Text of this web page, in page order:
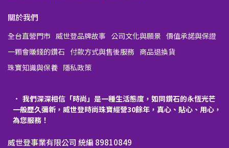
關於我們
全台直營門市 威世登品牌故事 公司文化與願景 價值承諾與保證
一顆會賺錢的鑽石 付款方式與售後服務 商品退換貨
珠寶知識與保養 隱私政策
我們深深相信「時尚」是一種生活態度，如同鑽石的永恆光芒
一般歷久彌新，威世登時尚珠寶經營30餘年，真心、貼心、用心，
為您服務！
威世登事業有限公司 統編 89810849